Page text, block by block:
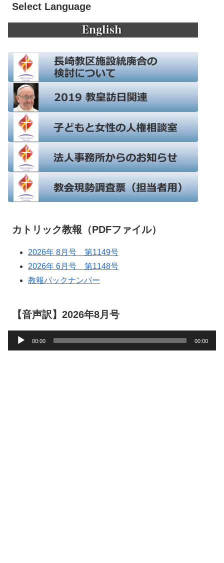
Select Language
カトリック教報（PDFファイル）
2026年 8月号 第1149号
2026年 6月号 第1148号
教報バックナンバー
【音声訳】2026年8月号
声
00:00 00:00